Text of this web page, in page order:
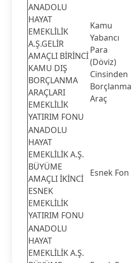
ANADOLU
HAYAT
EMEKLİLİK
A.Ş.GELİR
AMAÇLI BİRİNCİ
KAMU DIŞ
BORÇLANMA
ARAÇLARI
EMEKLİLİK
YATIRIM FONU
Kamu
Yabancı
Para
(Döviz)
Cinsinden
Borçlanma
Araç
ANADOLU
HAYAT
EMEKLİLİK A.Ş.
BÜYÜME
AMAÇLI İKİNCİ
ESNEK
EMEKLİLİK
YATIRIM FONU
Esnek Fon
ANADOLU
HAYAT
EMEKLİLİK A.Ş.